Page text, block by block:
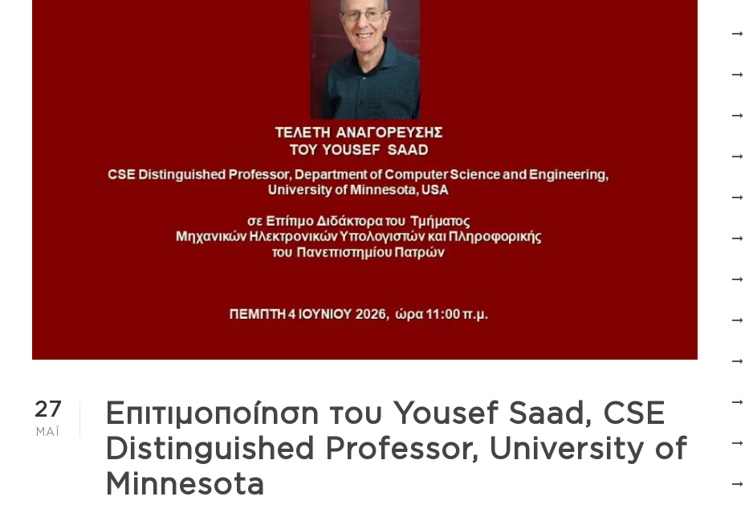
27
ΜΆΙ
Επιτιμοποίηση του Yousef Saad, CSE
Distinguished Professor, University of
Minnesota